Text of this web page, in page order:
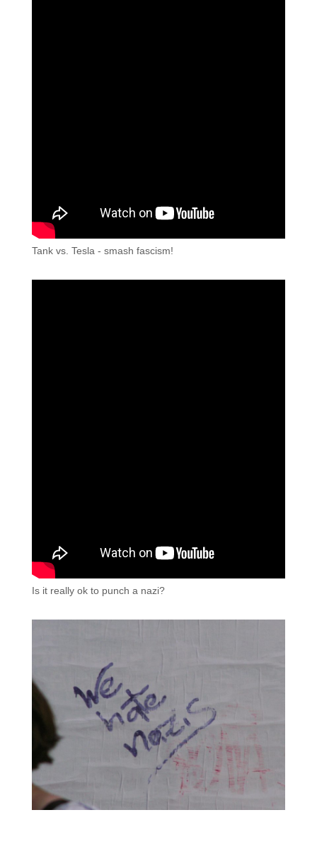
Tank vs. Tesla - smash fascism!
Is it really ok to punch a nazi?